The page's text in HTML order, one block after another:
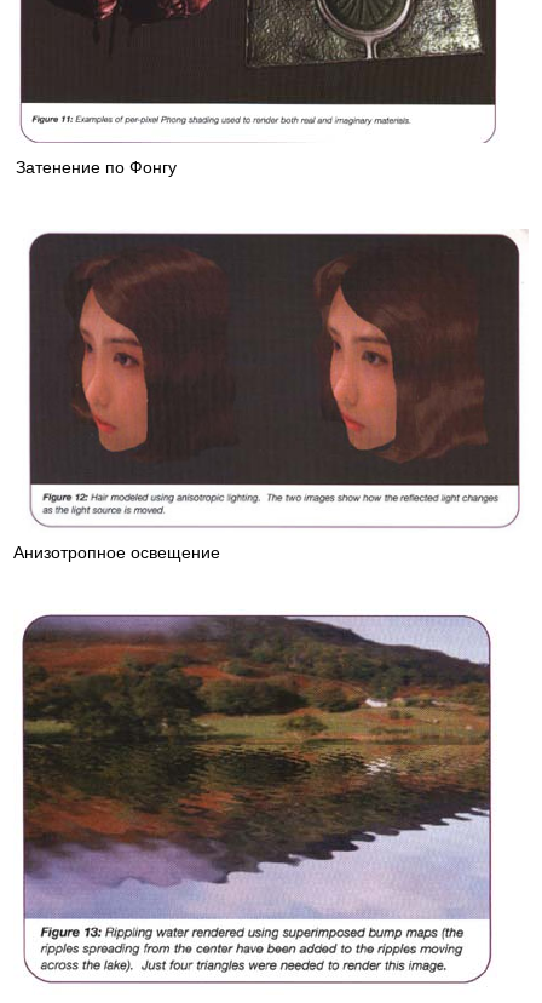
Затенение по Фонгу
Анизотропное освещение